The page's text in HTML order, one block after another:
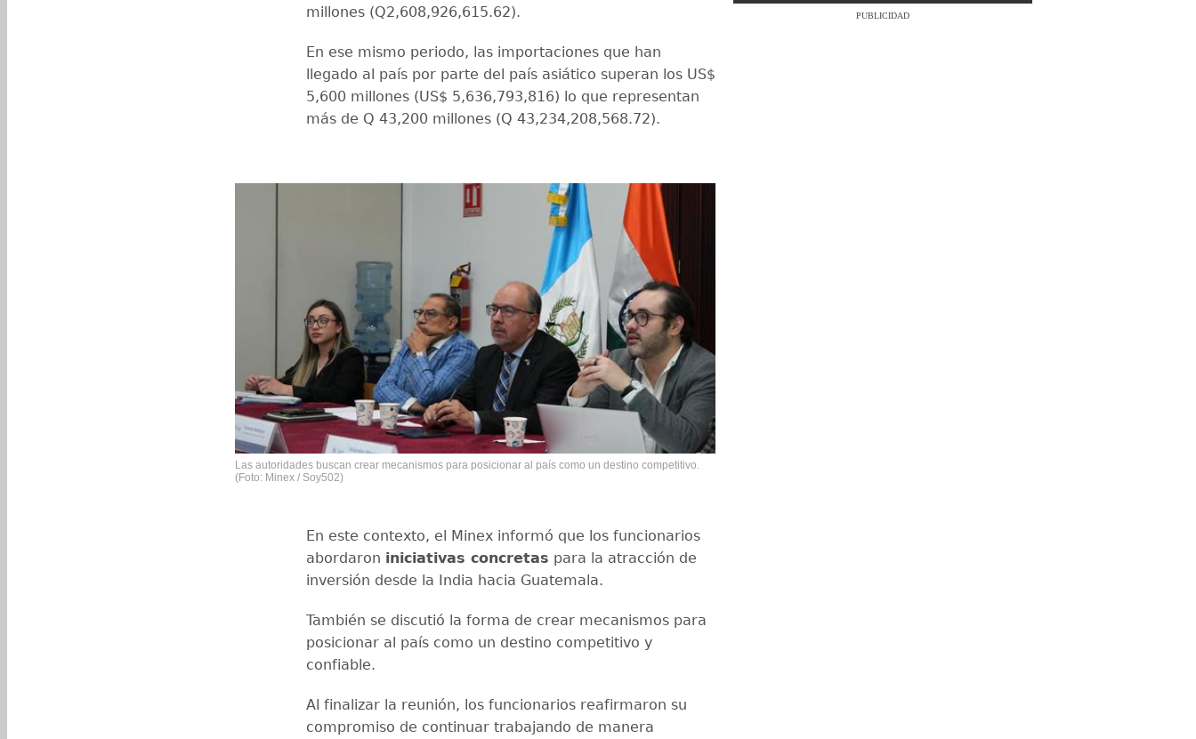
millones (Q2,608,926,615.62).
En ese mismo periodo, las importaciones que han
llegado al país por parte del país asiático superan los US$
5,600 millones (US$ 5,636,793,816) lo que representan
más de Q 43,200 millones (Q 43,234,208,568.72).
Las autoridades buscan crear mecanismos para posicionar al país como un destino competitivo.
(Foto: Minex / Soy502)
En este contexto, el Minex informó que los funcionarios
abordaron iniciativas concretas para la atracción de
inversión desde la India hacia Guatemala.
También se discutió la forma de crear mecanismos para
posicionar al país como un destino competitivo y
confiable.
Al finalizar la reunión, los funcionarios reafirmaron su
compromiso de continuar trabajando de manera
PUBLICIDAD